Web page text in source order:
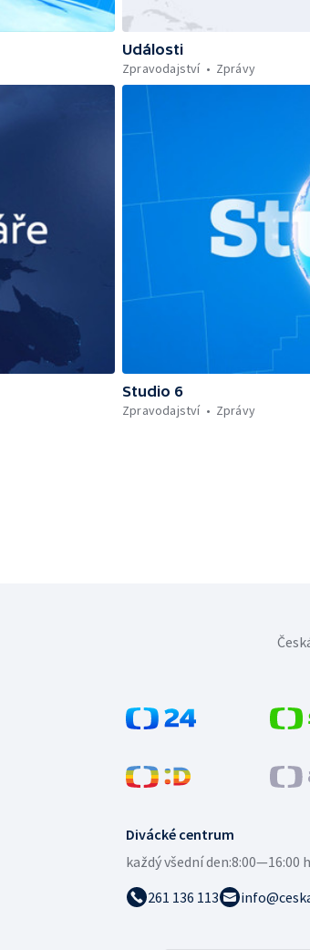
Události
Zpravodajství
Zprávy
Studio 6
Zpravodajství
Zprávy
Divácké centrum
každý všední den:8:00—16:00
261 136 113